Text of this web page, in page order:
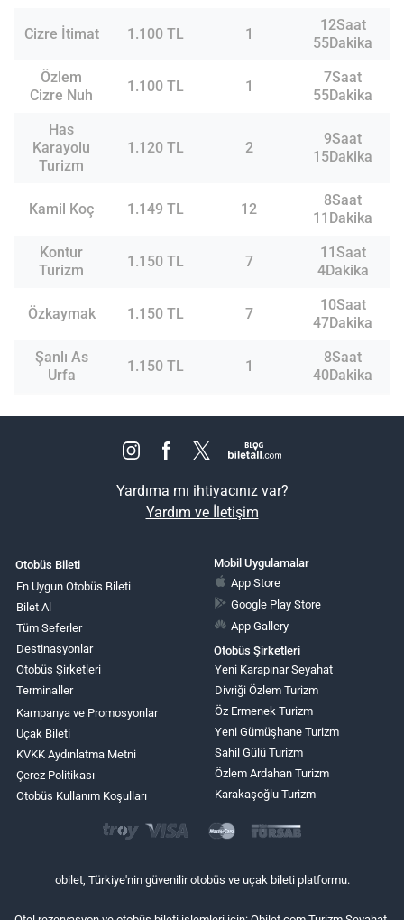
Cizre İtimat 1.100 TL 1
12Saat
55Dakika
Özlem
Cizre Nuh
1.100 TL 1
7Saat
55Dakika
Has
Karayolu
Turizm
1.120 TL 2
9Saat
15Dakika
Kamil Koç 1.149 TL 12
8Saat
11Dakika
Kontur
Turizm
1.150 TL 7
11Saat
4Dakika
Özkaymak 1.150 TL 7
10Saat
47Dakika
Şanlı As
Urfa
1.150 TL 1
8Saat
40Dakika
Yardıma mı ihtiyacınız var?
Yardım ve İletişim
Otobüs Bileti
En Uygun Otobüs Bileti
Bilet Al
Tüm Seferler
Destinasyonlar
Otobüs Şirketleri
Terminaller
Kampanya ve Promosyonlar
Uçak Bileti
KVKK Aydınlatma Metni
Çerez Politikası
Otobüs Kullanım Koşulları
Mobil Uygulamalar
App Store
Google Play Store
App Gallery
Otobüs Şirketleri
Yeni Karapınar Seyahat
Divriği Özlem Turizm
Öz Ermenek Turizm
Yeni Gümüşhane Turizm
Sahil Gülü Turizm
Özlem Ardahan Turizm
Karakaşoğlu Turizm
obilet, Türkiye'nin güvenilir otobüs ve uçak bileti platformu.